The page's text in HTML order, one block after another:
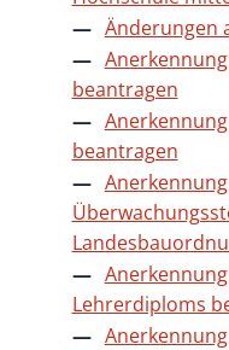
Änderungen
beantragen
beantragen
Lehrerdiploms